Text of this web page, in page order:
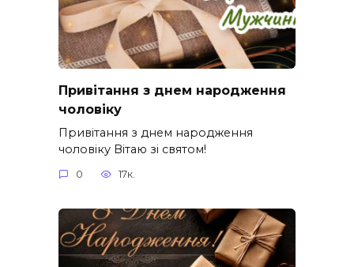
Привітання з днем народження
чоловіку
Привітання з днем народження
чоловіку Вітаю зі святом!
0 17к.